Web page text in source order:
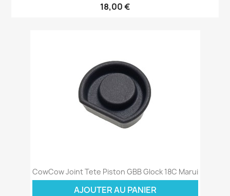
18,00 €
CowCow Joint Tete Piston GBB Glock 18C Marui
AJOUTER AU PANIER